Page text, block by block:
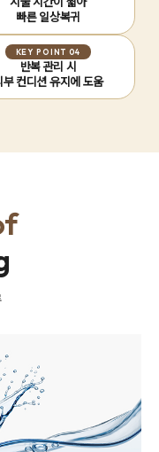
빠른 일상복귀
KEY POINT 04
반복 관리 시
부 컨디션 유지에 도움